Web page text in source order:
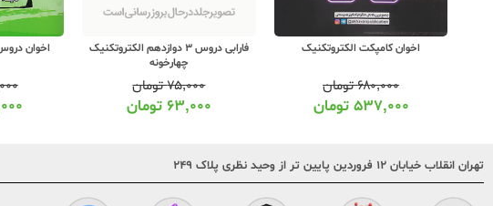
اخوان کامپکت الکتروتکنیک
۶۸۰,۰۰۰تومان
۵۳۷,۰۰۰ تومان
فارابی دروس 3 دوازدهم الکتروتکنیک
چهارخونه
۷۵,۰۰۰تومان
۶۳,۰۰۰ تومان
اخوان دروس 10 دهم
تهران انقلاب خیابان ۱۲ فروردین پایین تر از وحید نظری پلاک ۲۴۹